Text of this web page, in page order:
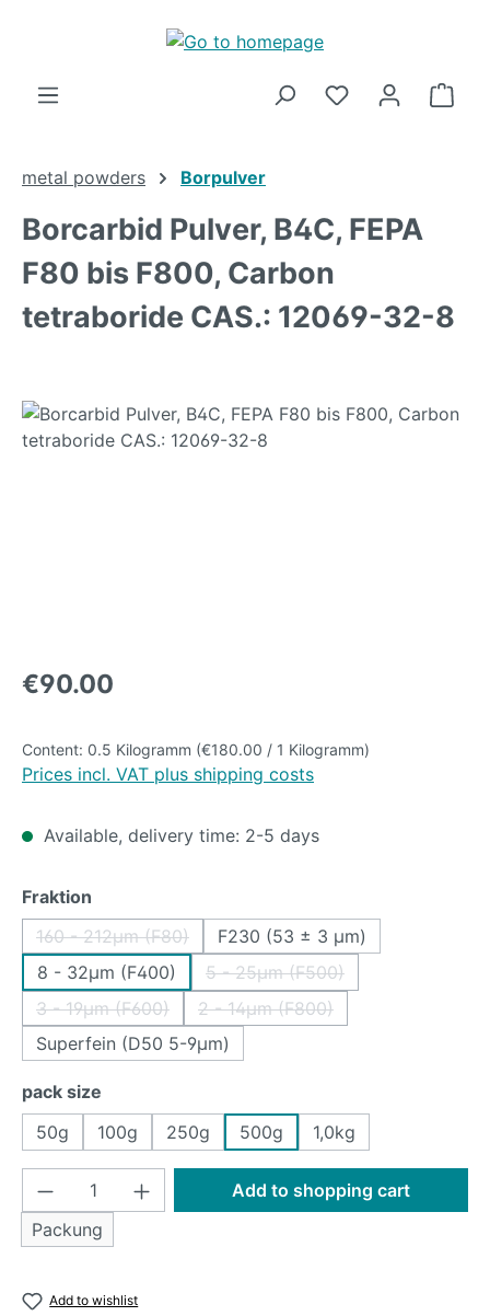
Skip to main content
metal powders Borpulver
Borcarbid Pulver, B4C, FEPA
F80 bis F800, Carbon
tetraboride CAS.: 12069-32-8
Skip image gallery
Regular price:
€90.00
Content: 0.5 Kilogramm (€180.00 / 1 Kilogramm)
Prices incl. VAT plus shipping costs
Available, delivery time: 2-5 days
Select
Fraktion
160 - 212µm (F80)
(This option is currently unavailable.)
F230 (53 ± 3 µm)
8 - 32µm (F400)
5 - 25µm (F500)
(This option is currently
3 - 19µm (F600)
(This option is currently unavailable.)
2 - 14µm (F800)
(This option is currently
Superfein (D50 5-9µm)
Select
pack size
50g
100g 250g 500g 1,0kg
Product Quantity: Enter the desired
Packung
Add to shopping cart
Add to wishlist